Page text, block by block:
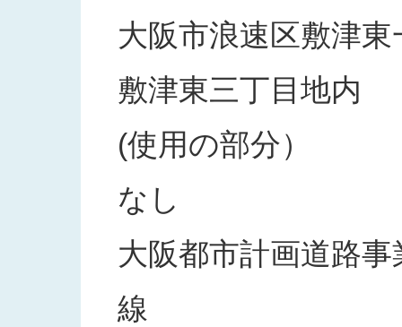
大阪市浪速区敷津
敷津東三丁目地内
(使用の部分）
なし
大阪都市計画道路
線